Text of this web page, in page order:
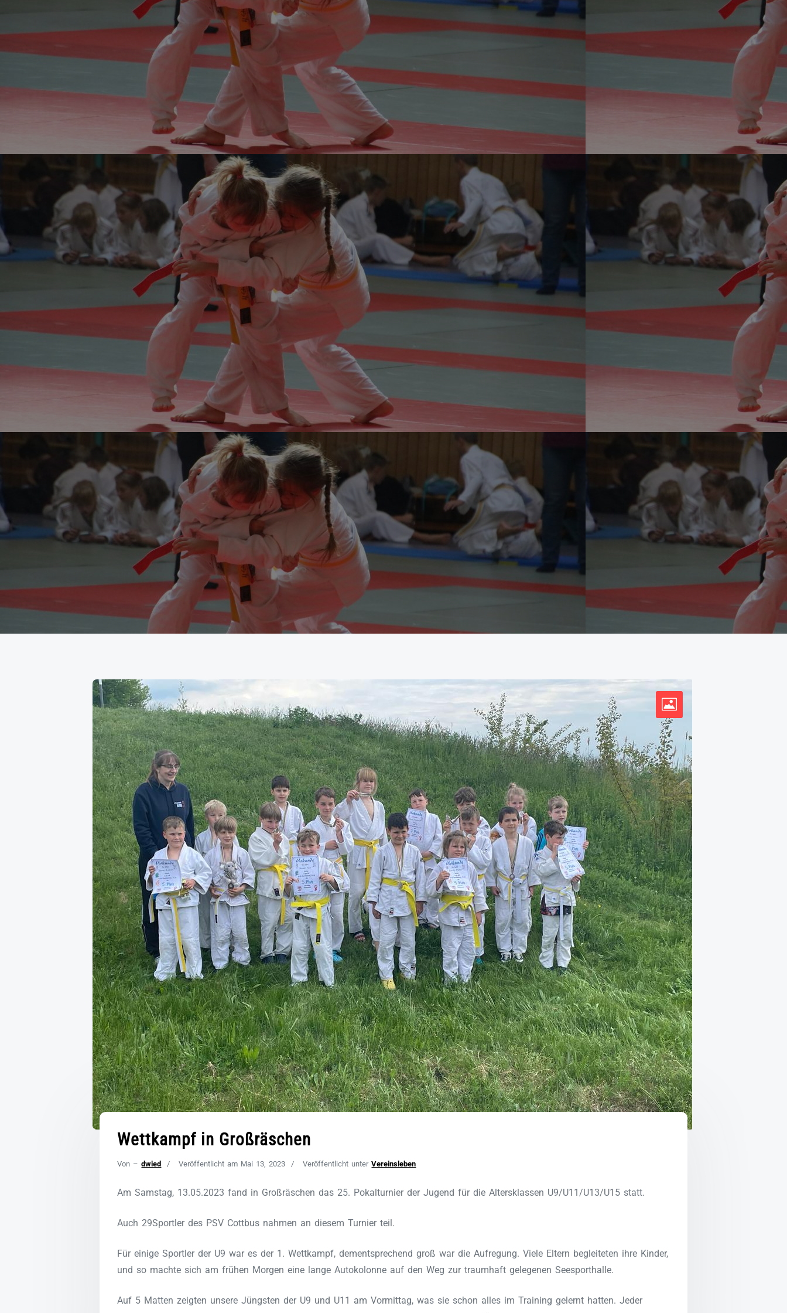
Wettkampf in Großräschen
Von –dwied Veröffentlicht am Mai 13, 2023 Veröffentlicht unterVereinsleben
Am Samstag, 13.05.2023 fand in Großräschen das 25. Pokalturnier der Jugend für die Altersklassen U9/U11/U13/U15 statt.
Auch 29Sportler des PSV Cottbus nahmen an diesem Turnier teil.
Für einige Sportler der U9 war es der 1. Wettkampf, dementsprechend groß war die Aufregung. Viele Eltern begleiteten ihre Kinder,
und so machte sich am frühen Morgen eine lange Autokolonne auf den Weg zur traumhaft gelegenen Seesporthalle.
Auf 5 Matten zeigten unsere Jüngsten der U9 und U11 am Vormittag, was sie schon alles im Training gelernt hatten. Jeder